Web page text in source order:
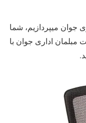
میپردازیم، شما
مبلمان اداری جوان با